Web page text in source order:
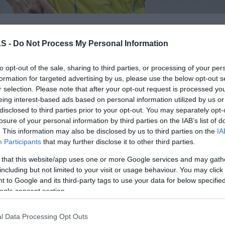
- Do Not Process My Personal Information
opt-out of the sale, sharing to third parties, or processing of your
for targeted advertising by us, please use the below opt-out
selection. Please note that after your opt-out request is processed
interest-based ads based on personal information utilized by us
to third parties prior to your opt-out. You may separately
of your personal information by third parties on the IAB’s list of
This information may also be disclosed by us to third parties on the
Participants that may further disclose it to other third parties.
that this website/app uses one or more Google services and may
but not limited to your visit or usage behaviour. You may
to Google and its third-party tags to use your data for below
consent section.
Data Processing Opt Outs
Ronaldo, que conta com milhares de
se do Instagram para, esta quarta-
nascer, o Funchal.
ser uma das maiores referências
não se poupou a esforços para promover a
turístico da Região. O recursos a vídeos
para as belezas ímpares que aqui